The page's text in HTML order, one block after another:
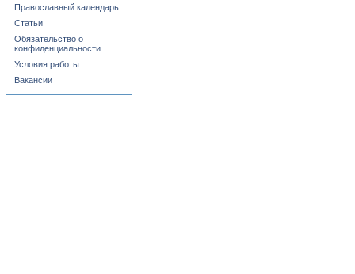
Православный календарь
Статьи
Обязательство о
конфиденциальности
Условия работы
Вакансии